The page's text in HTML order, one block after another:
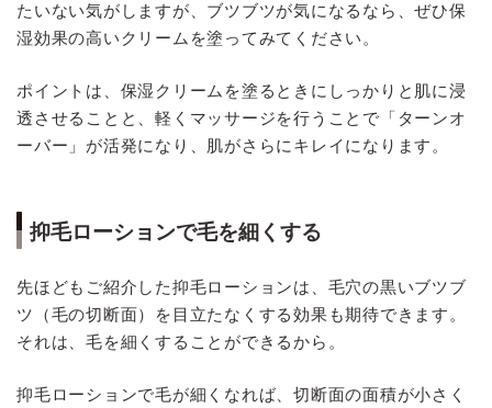
たいない気がしますが、ブツブツが気になるなら、ぜひ保
湿効果の高いクリームを塗ってみてください。
ポイントは、保湿クリームを塗るときにしっかりと肌に浸
透させることと、軽くマッサージを行うことで「ターンオ
ーバー」が活発になり、肌がさらにキレイになります。
抑毛ローションで毛を細くする
先ほどもご紹介した抑毛ローションは、毛穴の黒いブツブ
ツ（毛の切断面）を目立たなくする効果も期待できます。
それは、毛を細くすることができるから。
抑毛ローションで毛が細くなれば、切断面の面積が小さく